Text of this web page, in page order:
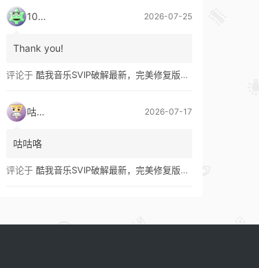
1035 2026-07-25
Thank you!
评论于 酷我音乐SVIP破解最新，完美修复版！支持安卓+车机+pc版！
咕咕咯 2026-07-17
咕咕咯
评论于 酷我音乐SVIP破解最新，完美修复版！支持安卓+车机+pc版！